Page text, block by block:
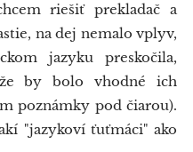
riešiť prekladač a
na dej nemalo vplyv,
jazyku preskočila,
by bolo vhodné ich
poznámky pod čiarou).
"jazykoví ťuťmáci" ako